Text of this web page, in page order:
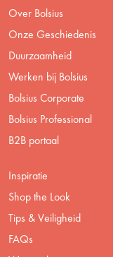
Over Bolsius
Onze Geschiedenis
Duurzaamheid
Werken bij Bolsius
Bolsius Corporate
Bolsius Professional
B2B portaal
Inspiratie
Shop the Look
Tips & Veiligheid
FAQs